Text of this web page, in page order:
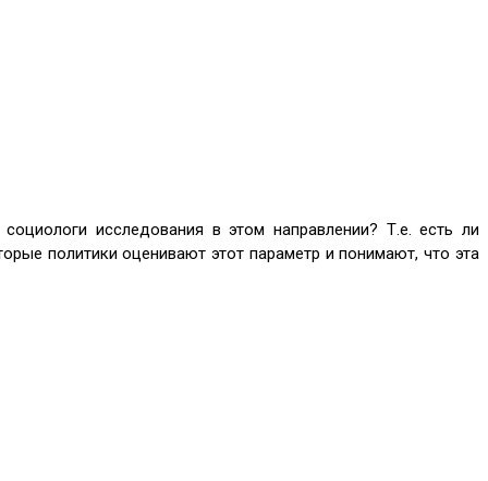
исследования в этом направлении? Т.е. есть ли
политики оценивают этот параметр и понимают, что эта